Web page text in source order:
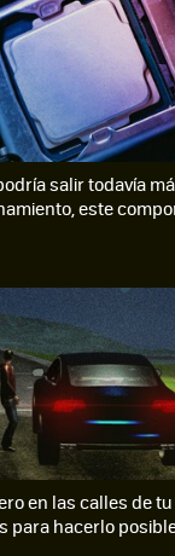
salir todavía
este
en las calles de
para hacerlo